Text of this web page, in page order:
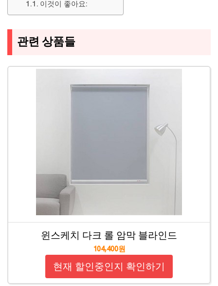
이것이 좋아요:
관련 상품들
윈스케치 다크 롤 암막 블라인드
104,400원
현재 할인중인지 확인하기